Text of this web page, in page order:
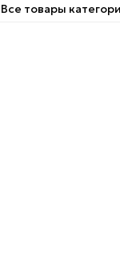
Все товары